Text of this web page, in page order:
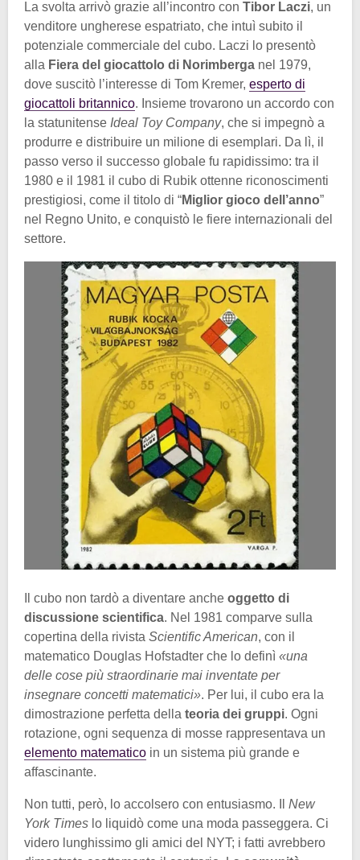
La svolta arrivò grazie all’incontro con Tibor Laczi, un
venditore ungherese espatriato, che intuì subito il
potenziale commerciale del cubo. Laczi lo presentò
alla Fiera del giocattolo di Norimberga nel 1979,
dove suscitò l’interesse di Tom Kremer, esperto di
giocattoli britannico. Insieme trovarono un accordo con
la statunitense Ideal Toy Company, che si impegnò a
produrre e distribuire un milione di esemplari. Da lì, il
passo verso il successo globale fu rapidissimo: tra il
1980 e il 1981 il cubo di Rubik ottenne riconoscimenti
prestigiosi, come il titolo di “Miglior gioco dell’anno”
nel Regno Unito, e conquistò le fiere internazionali del
settore.
Il cubo non tardò a diventare anche oggetto di
discussione scientifica. Nel 1981 comparve sulla
copertina della rivista Scientific American, con il
matematico Douglas Hofstadter che lo definì «una
delle cose più straordinarie mai inventate per
insegnare concetti matematici». Per lui, il cubo era la
dimostrazione perfetta della teoria dei gruppi. Ogni
rotazione, ogni sequenza di mosse rappresentava un
elemento matematico in un sistema più grande e
affascinante.
Non tutti, però, lo accolsero con entusiasmo. Il New
York Times lo liquidò come una moda passeggera. Ci
videro lunghissimo gli amici del NYT; i fatti avrebbero